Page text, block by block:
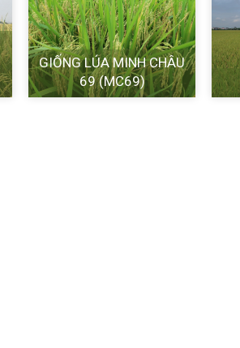
GIỐNG LÚA MINH CHÂU
69 (MC69)